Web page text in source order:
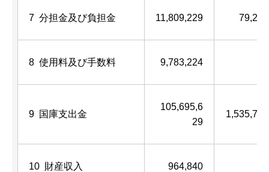
7 分担金及び負担金 11,809,229 79,248
8 使用料及び手数料 9,783,224
9 国庫支出金
105,695,6
29
1,535,793
10 財産収入 964,840